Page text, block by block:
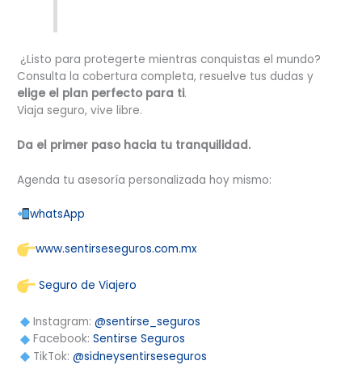
¿Listo para protegerte mientras conquistas el mundo?
Consulta la cobertura completa, resuelve tus dudas y
elige el plan perfecto para ti.
Viaja seguro, vive libre.
Da el primer paso hacia tu tranquilidad.
Agenda tu asesoría personalizada hoy mismo:
whatsApp
www.sentirseseguros.com.mx
Seguro de Viajero
Instagram:@sentirse_seguros
Facebook:Sentirse Seguros
TikTok:@sidneysentirseseguros